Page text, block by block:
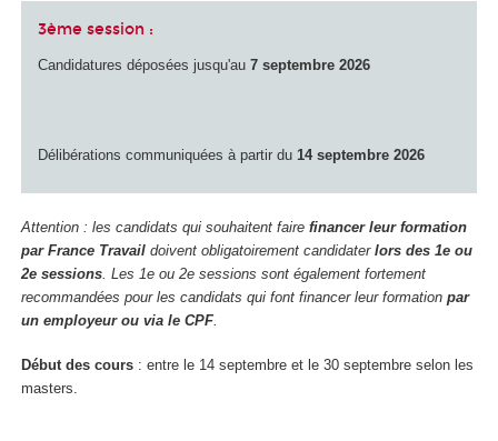
3ème session :
Candidatures déposées jusqu'au 7 septembre 2026
Délibérations communiquées à partir du 14 septembre 2026
Attention : les candidats qui souhaitent faire financer leur formation
par France Travail doivent obligatoirement candidater lors des 1e ou
2e sessions . Les 1e ou 2e sessions sont également fortement
recommandées pour les candidats qui font financer leur formation par
un employeur ou via le CPF.
Début des cours : entre le 14 septembre et le 30 septembre selon les
masters.